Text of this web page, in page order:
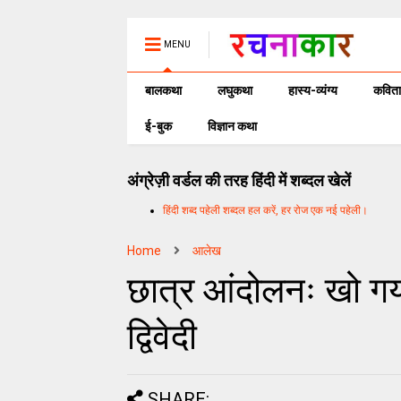
MENU
बालकथा लघुकथा हास्य-व्यंग्य कविता
ई-बुक विज्ञान कथा
अंग्रेज़ी वर्डल की तरह हिंदी में शब्दल खेलें
हिंदी शब्द पहेली शब्दल हल करें, हर रोज एक नई पहेली।
Home आलेख
छात्र आंदोलनः खो
द्विवेदी